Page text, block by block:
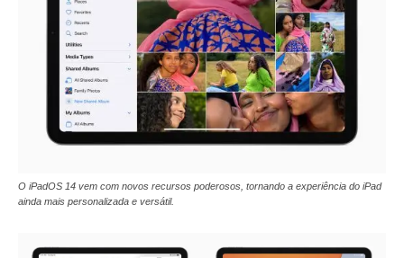
O iPadOS 14 vem com novos recursos poderosos, tornando a experiência do iPad
ainda mais personalizada e versátil.